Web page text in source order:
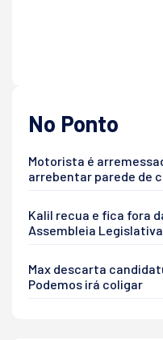
No Ponto
Motorista é
arrebentar parede de
Kalil recua e fica fora
Assembleia Legislativa
Max descarta
Podemos irá coligar